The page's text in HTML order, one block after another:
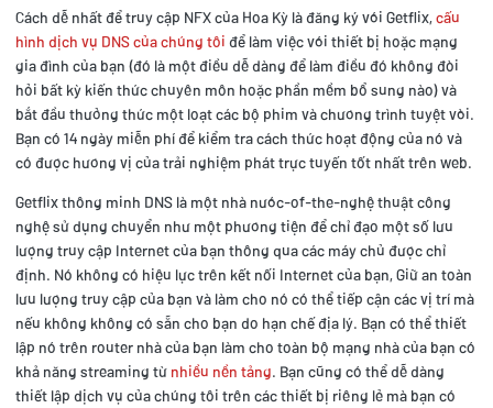
Cách dễ nhất để truy cập NFX của Hoa Kỳ là đăng ký với Getflix,cấu
hình dịch vụ DNS của chúng tôi để làm việc với thiết bị hoặc mạng
gia đình của bạn (đó là một điều dễ dàng để làm điều đó không đòi
hỏi bất kỳ kiến thức chuyên môn hoặc phần mềm bổ sung nào) và
bắt đầu thưởng thức một loạt các bộ phim và chương trình tuyệt vời.
Bạn có 14 ngày miễn phí để kiểm tra cách thức hoạt động của nó và
có được hương vị của trải nghiệm phát trực tuyến tốt nhất trên web.
Getflix thông minh DNS là một nhà nước-of-the-nghệ thuật công
nghệ sử dụng chuyển như một phương tiện để chỉ đạo một số lưu
lượng truy cập Internet của bạn thông qua các máy chủ được chỉ
định. Nó không có hiệu lực trên kết nối Internet của bạn, Giữ an toàn
lưu lượng truy cập của bạn và làm cho nó có thể tiếp cận các vị trí mà
nếu không không có sẵn cho bạn do hạn chế địa lý. Bạn có thể thiết
lập nó trên router nhà của bạn làm cho toàn bộ mạng nhà của bạn có
khả năng streaming từ nhiều nền tảng. Bạn cũng có thể dễ dàng
thiết lập dịch vụ của chúng tôi trên các thiết bị riêng lẻ mà bạn có